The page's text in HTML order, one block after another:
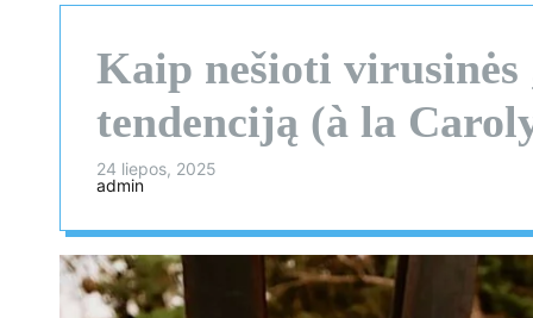
Kaip nešioti virusinės
tendenciją (à la
24 liepos, 2025
admin